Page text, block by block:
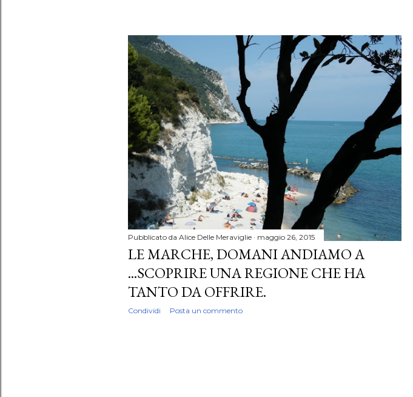
Pubblicato da Alice Delle Meraviglie maggio 26, 2015
LE MARCHE, DOMANI ANDIAMO A
...SCOPRIRE UNA REGIONE CHE HA
TANTO DA OFFRIRE.
Condividi Posta un commento